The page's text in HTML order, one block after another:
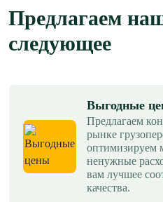
Предлагаем
следующее
Выгодные
Предлагаем
рынке
оптимизируем
ненужные
вам лучшее
качества.